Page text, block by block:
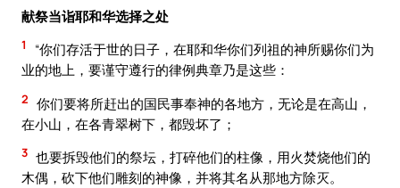
献祭当诣耶和华选择之处
1
“你们存活于世的日子，在耶和华你们列祖的神所赐你们为
业的地上，要谨守遵行的律例典章乃是这些：
2 你们要将所赶出的国民事奉神的各地方，无论是在高山，
在小山，在各青翠树下，都毁坏了；
3 也要拆毁他们的祭坛，打碎他们的柱像，用火焚烧他们的
木偶，砍下他们雕刻的神像，并将其名从那地方除灭。